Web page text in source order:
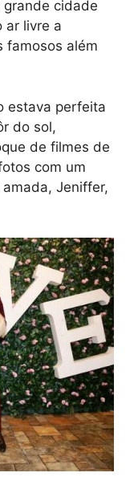
grande cidade
ar livre a
famosos além
estava perfeita
do sol,
de filmes de
com um
Jeniffer,